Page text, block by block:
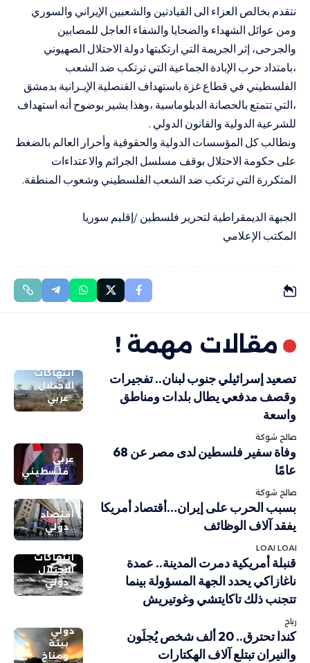
نتقدم بخالص العزاء الى القيادتين والشعبين الإيراني والسوري
ومن عوائل الشهداء والضحايا والشفاء العاجل للمصابين
والجرحى، إثر الجريمة التي ارتكبتها دولة الاحتلال الصهيوني
،بامتداد حرب الإبادة الجماعية التي ترتكب ضد الشعب
الفلسطيني في قطاع غزة باستهداف القنصلية الإيـرانية بدمشق
،التي تتمتع بالحصانة الدبلوماسية ،وهذا يشير بوضوح أنه استهداف
للشرعية الدولية والقانون الدولي .
ونطالب كل المؤسسات الدولية والحقوقية وأحرار العالم بالضغط
على حكومة الاحتلال بوقف مسلسل الجرائم والاعتداءات
المتكررة التي ترتكب ضد الشعب الفلسطيني وشعوب المنطقة.
الجبهة الديمقراطية لتحرير فلسطين /إقليم سوريا
المكتب الإعلامي
مقالات مهمة !
انتهاكات
الاحتلال
عربي
تصعيد إسرائيلي جنوب لبنان.. تفجيرات
وقصف مدفعي يطال بلدات ومناطق
واسعة
صالح شوكة
عربي
فلسطيني
وفاة سفير فلسطين لدى مصر عن 68
عامًا
صالح شوكة
اقتصاد
دولي
بسبب الحرب على إيران…أقتصاد أمريكا
يفقد آلاف الوظائف
LOAI LOAI
انتهاكات
الاحتلال
دولي
قنبلة أمريكية دمرت المدينة.. عمدة
ناغازاكي يحدد الجهة المسؤولة بينما
تتجنب ذلك تاكايتشي وغوتيريش
رباح
دولي
بيئة
ومناخ
كندا تحترق.. 20 ألف شخص يُجلَون
والنيران تبتلع آلاف الهكتارات